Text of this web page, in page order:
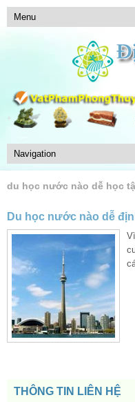
du học nước nào dễ học
Du học nước nào dễ
THÔNG TIN LIÊN HỆ